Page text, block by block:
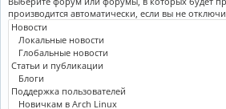
производится автоматически, если вы не